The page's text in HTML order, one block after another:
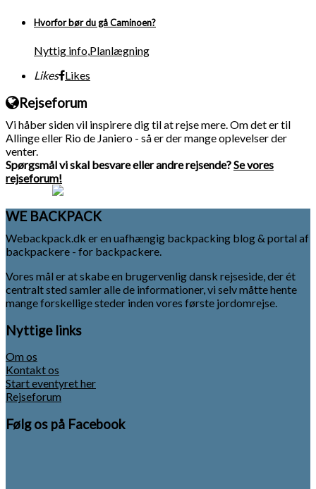
Hvorfor bør du gå Caminoen?
Nyttig info,Planlægning
Likes Likes
Rejseforum
Vi håber siden vil inspirere dig til at rejse mere. Om det er til
Allinge eller Rio de Janiero - så er der mange oplevelser der
venter.
Spørgsmål vi skal besvare eller andre rejsende?Se vores
rejseforum!
WE BACKPACK
Webackpack.dk er en uafhængig backpacking blog & portal af
backpackere - for backpackere.
Vores mål er at skabe en brugervenlig dansk rejseside, der ét
centralt sted samler alle de informationer, vi selv måtte hente
mange forskellige steder inden vores første jordomrejse.
Nyttige links
Om os
Kontakt os
Start eventyret her
Rejseforum
Følg os på Facebook